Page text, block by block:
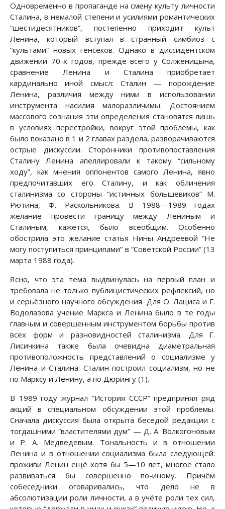
Одновременно в пропаганде на смену культу личности
Сталина, в немалой степени и усилиями романтических
“шестидесятников”, постепенно приходит культ
Ленина, который вступал в странный симбиоз с
“культами” новых генсеков. Однако в диссидентском
движении 70-х годов, прежде всего у Солженицына,
сравнение Ленина и Сталина приобретает
кардинально иной смысл: Сталин — порождение
Ленина, различия между ними в использовании
инструмента насилия малоразличимы. Достоянием
массового сознания эти определения становятся лишь
в условиях перестройки, вокруг этой проблемы, как
было показано в 1 и 2 главах раздела, разворачиваются
острые дискуссии. Сторонники противопоставления
Сталину Ленина апеллировали к такому “сильному
ходу”, как мнения оппонентов самого Ленина, явно
предпочитавших его Сталину, и как обличения
сталинизма со стороны “истинных большевиков” М.
Рютина, Ф. Раскольникова. В 1988—1989 годах
желание провести границу между Лениным и
Сталиным, кажется, было всеобщим. Особенно
обострила это желание статья Нины Андреевой “Не
могу поступиться принципами” в “Советской России” (13
марта 1988 года).
Ясно, что эта тема выдвинулась на первый план и
требовала не только публицистических рефлексий, но
и серьёзного научного обсуждения. Для О. Лациса и Г.
Водолазова учение Маркса и Ленина было в те годы
главным и совершенным инструментом борьбы против
всех форм и разновидностей сталинизма. Для Г.
Лисичкина также была очевидна диаметральная
противоположность представлений о социализме у
Ленина и Сталина: Сталин построил социализм, но не
по Марксу и Ленину, а по Дюрингу (1).
В 1989 году журнал “История СССР” предпринял ряд
акций в специальном обсуждении этой проблемы.
Сначала дискуссия была открыта беседой редакции с
тогдашними “властителями дум” — Д. А. Волкогоновым
и Р. А. Медведевым. Тональность и в отношении
Ленина и в отношении социализма была следующей:
проживи Ленин ещё хотя бы 5—10 лет, многое стало
развиваться бы совершенно по-иному. Причём
собеседники оговаривались, что дело не в
абсолютизации роли личности, а в учёте роли тех сил,